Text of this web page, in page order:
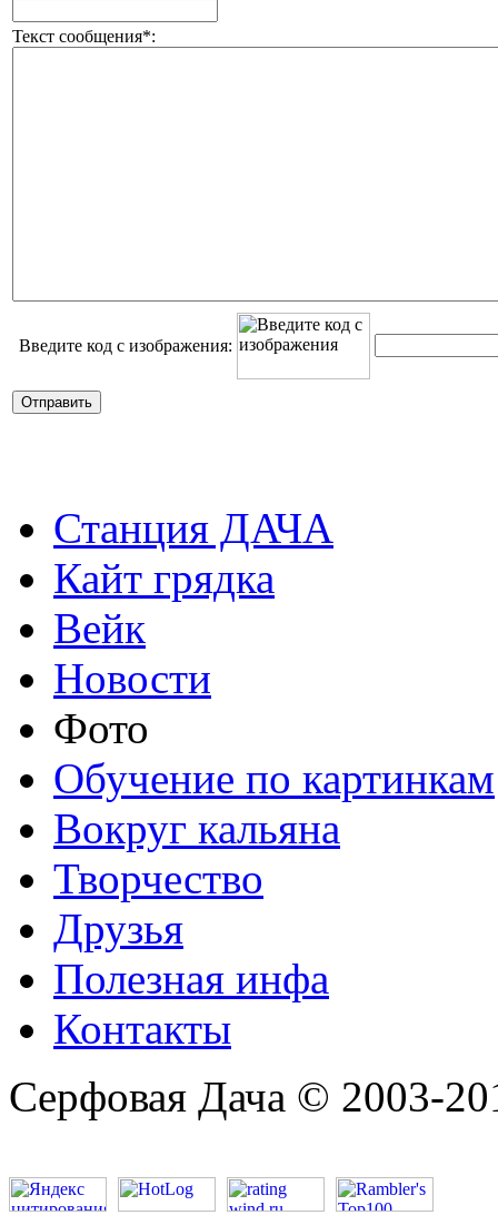
Текст сообщения*:
Введите код с изображения:
Станция ДАЧА
Кайт грядка
Вейк
Новости
Фото
Обучение по картинкам
Вокруг кальяна
Творчество
Друзья
Полезная инфа
Контакты
Серфовая Дача © 2003-